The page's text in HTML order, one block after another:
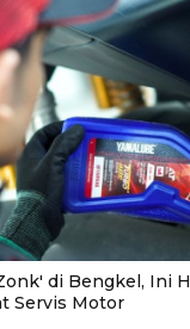
di Bengkel, Ini
Servis Motor